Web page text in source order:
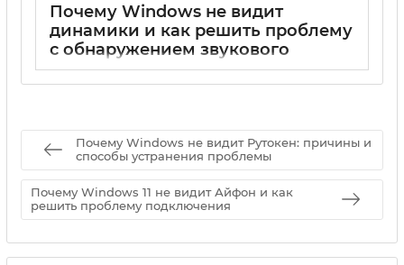
Почему Windows не видит
динамики и как решить проблему
с обнаружением звукового
устройства
Почему Windows не видит Рутокен: причины и
способы устранения проблемы
Почему Windows 11 не видит Айфон и как
решить проблему подключения